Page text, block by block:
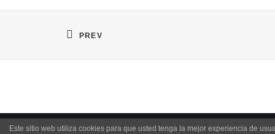
PREV
Este sitio web utiliza cookies para que usted tenga la mejor experiencia de